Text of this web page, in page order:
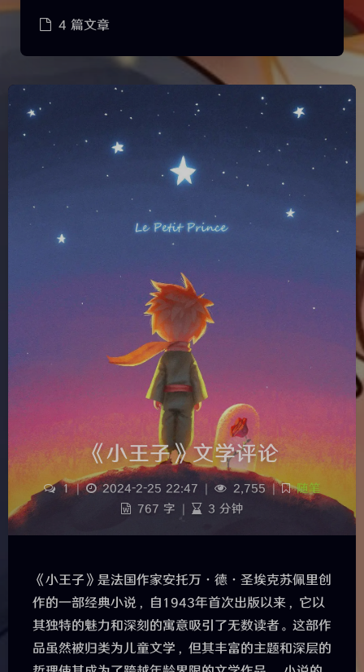
4 篇文章
《小王子》文学评论
1 | 2024-2-25 22:47 | 2,755 |
随笔
767 字 | 3 分钟
《小王子》是法国作家安托万·德·圣埃克苏佩里创
作的一部经典小说，自1943年首次出版以来，它以
其独特的魅力和深刻的寓意吸引了无数读者。这部作
品虽然被归类为儿童文学，但其丰富的主题和深层的